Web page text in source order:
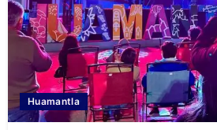
Huamantla